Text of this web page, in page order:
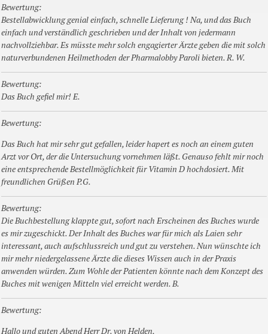
Bewertung:
Bestellabwicklung genial einfach, schnelle Lieferung ! Na, und das Buch
einfach und verständlich geschrieben und der Inhalt von jedermann
nachvollziehbar. Es müsste mehr solch engagierter Ärzte geben die mit solch
naturverbundenen Heilmethoden der Pharmalobby Paroli bieten. R. W.
Bewertung:
Das Buch gefiel mir! E.
Bewertung:
Das Buch hat mir sehr gut gefallen, leider hapert es noch an einem guten
Arzt vor Ort, der die Untersuchung vornehmen läßt. Genauso fehlt mir noch
eine entsprechende Bestellmöglichkeit für Vitamin D hochdosiert. Mit
freundlichen Grüßen P.G.
Bewertung:
Die Buchbestellung klappte gut, sofort nach Erscheinen des Buches wurde
es mir zugeschickt. Der Inhalt des Buches war für mich als Laien sehr
interessant, auch aufschlussreich und gut zu verstehen. Nun wünschte ich
mir mehr niedergelassene Ärzte die dieses Wissen auch in der Praxis
anwenden würden. Zum Wohle der Patienten könnte nach dem Konzept des
Buches mit wenigen Mitteln viel erreicht werden. B.
Bewertung:
Hallo und guten Abend Herr Dr. von Helden,